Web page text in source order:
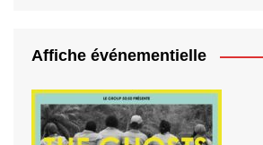
Affiche événementielle